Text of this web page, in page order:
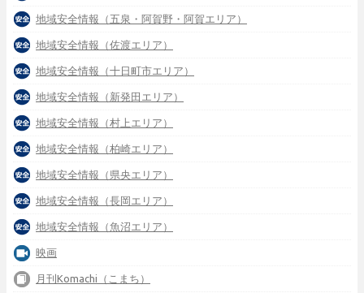
地域安全情報（五泉・阿賀野・阿賀エリア）
地域安全情報（佐渡エリア）
地域安全情報（十日町市エリア）
地域安全情報（新発田エリア）
地域安全情報（村上エリア）
地域安全情報（柏崎エリア）
地域安全情報（県央エリア）
地域安全情報（長岡エリア）
地域安全情報（魚沼エリア）
映画
月刊Komachi（こまち）